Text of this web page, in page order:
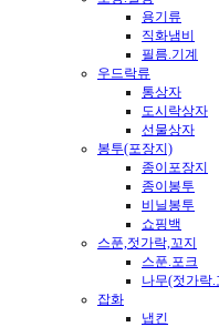
용기류
직화냄비
필름.기계
우드락류
통상자
도시락상자
선물상자
봉투(포장지)
종이포장지
종이봉투
비닐봉투
쇼핑백
스푼,젓가락,꼬지
스푼.포크
나무(젓가락.
잡화
냅킨